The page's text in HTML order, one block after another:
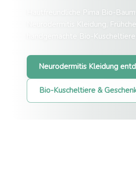
Hautfreundliche Pima Bio-
Neurodermitis Kleidung,
handgemachte Bio-
Neurodermitis Kleidung
Bio-Kuscheltiere &